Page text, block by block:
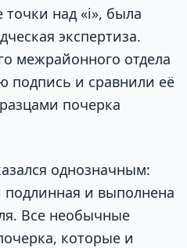
точки над «i», была
экспертиза.
межрайонного отдела
подпись и сравнили её
почерка
однозначным:
и выполнена
Все необычные
которые и